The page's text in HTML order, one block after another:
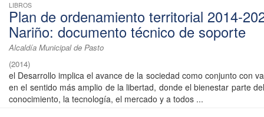
LIBROS
Plan de ordenamiento territorial 2014-
Nariño: documento técnico de soporte
Alcaldía Municipal de Pasto
(2014)
el Desarrollo implica el avance de la sociedad como conjunto con
en el sentido más amplio de la libertad, donde el bienestar parte
conocimiento, la tecnología, el mercado y a todos ...